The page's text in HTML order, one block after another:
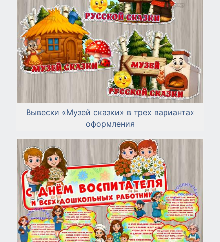
Вывески «Музей сказки» в трех вариантах
оформления